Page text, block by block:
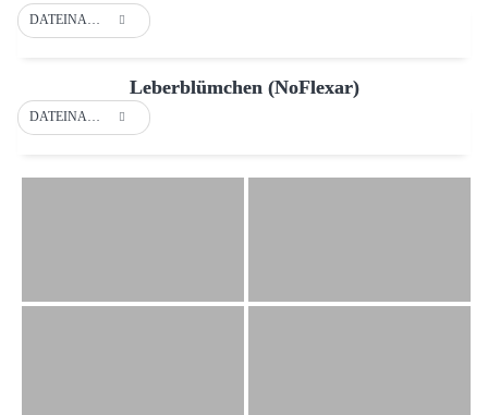
Leberblümchen (NoFlexar)